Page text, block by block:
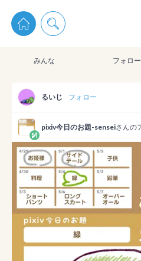
pixiv Sketchは2024年5月28日付で プ
通知を受け取るにはこ
pixiv Sketchアプリ
みんな フォロ
るいじ フォロー
pixiv今日のお題-senseiさんの